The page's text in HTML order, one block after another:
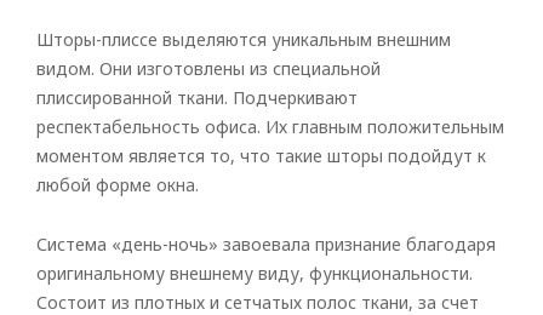
Шторы-плиссе выделяются уникальным внешним
видом. Они изготовлены из специальной
плиссированной ткани. Подчеркивают
респектабельность офиса. Их главным положительным
моментом является то, что такие шторы подойдут к
любой форме окна.
Система «день-ночь» завоевала признание благодаря
оригинальному внешнему виду, функциональности.
Состоит из плотных и сетчатых полос ткани, за счет